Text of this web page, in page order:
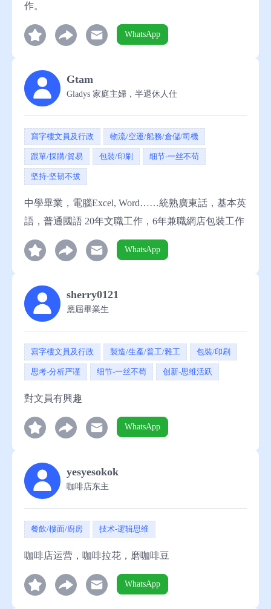
作。
WhatsApp
Gtam
Gladys 家庭主婦，半退休人仕
寫字樓文員及行政 物流/空運/船務/倉儲/司機
跟單/採購/貿易 包裝/印刷 细节-一丝不苟
坚持-坚韧不拔
中學畢業，電腦Excel, Word……統熟廣東話，基本英
語，普通國語 20年文職工作，6年兼職網店包裝工作
WhatsApp
sherry0121
應屆畢業生
寫字樓文員及行政 製造/生產/普工/雜工 包裝/印刷
思考-分析严谨 细节-一丝不苟 创新-思维活跃
對文員有興趣
WhatsApp
yesyesokok
咖啡店东主
餐飲/樓面/廚房 技术-逻辑思维
咖啡店运营，咖啡拉花，磨咖啡豆
WhatsApp